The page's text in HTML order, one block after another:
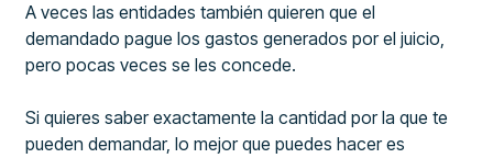
A veces las entidades también quieren que el
demandado pague los gastos generados por el juicio,
pero pocas veces se les concede.
Si quieres saber exactamente la cantidad por la que te
pueden demandar, lo mejor que puedes hacer es